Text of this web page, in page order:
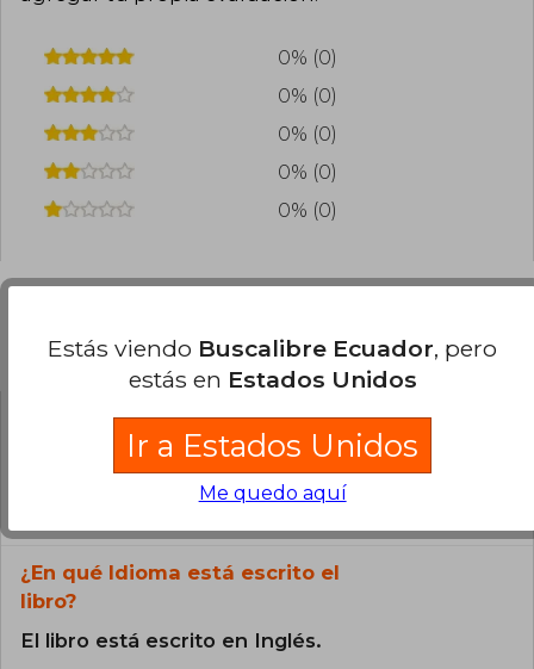
0% (0)
0% (0)
0% (0)
0% (0)
0% (0)
Preguntas frecuentes sobre el libro
¿El libro es original?
Todos los libros de nuestro
catálogo son Originales.
¿En qué Idioma está escrito el
libro?
El libro está escrito en Inglés.
Estás viendo Buscalibre Ecuador, pero
estás en Estados Unidos
Ir a Estados Unidos
Me quedo aquí